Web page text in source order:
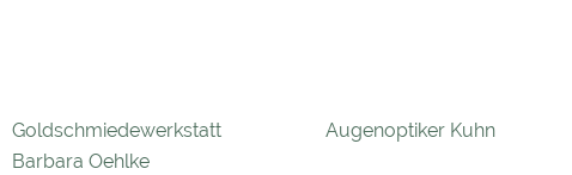
Goldschmiedewerkstatt
Barbara Oehlke
Augenoptiker Kuhn